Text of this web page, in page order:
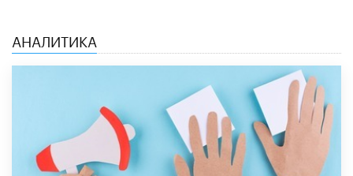
АНАЛИТИКА